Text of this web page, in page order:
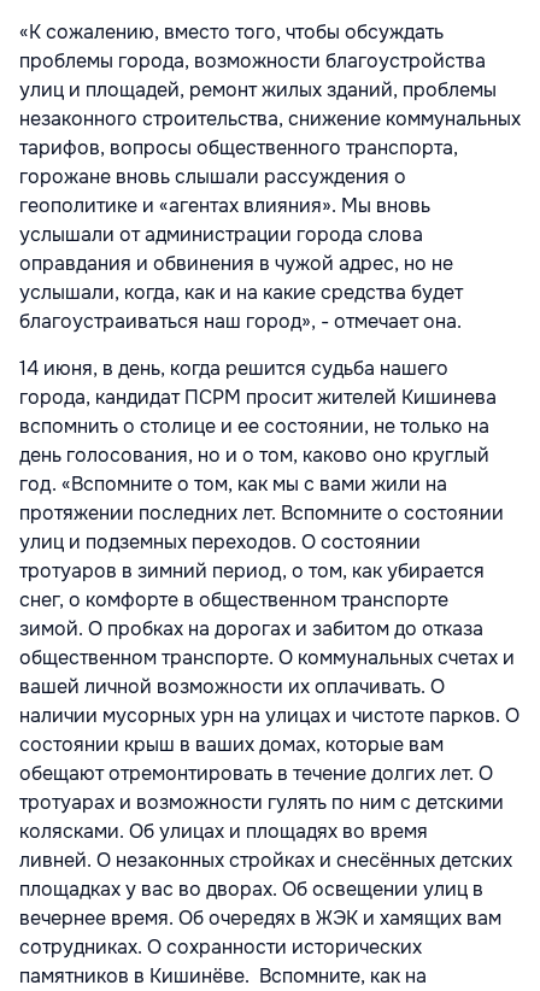
«К сожалению, вместо того, чтобы обсуждать
проблемы города, возможности благоустройства
улиц и площадей, ремонт жилых зданий, проблемы
незаконного строительства, снижение коммунальных
тарифов, вопросы общественного транспорта,
горожане вновь слышали рассуждения о
геополитике и «агентах влияния». Мы вновь
услышали от администрации города слова
оправдания и обвинения в чужой адрес, но не
услышали, когда, как и на какие средства будет
благоустраиваться наш город», - отмечает она.
14 июня, в день, когда решится судьба нашего
города, кандидат ПСРМ просит жителей Кишинева
вспомнить о столице и ее состоянии, не только на
день голосования, но и о том, каково оно круглый
год. «Вспомните о том, как мы с вами жили на
протяжении последних лет. Вспомните о состоянии
улиц и подземных переходов. О состоянии
тротуаров в зимний период, о том, как убирается
снег, о комфорте в общественном транспорте
зимой. О пробках на дорогах и забитом до отказа
общественном транспорте. О коммунальных счетах и
вашей личной возможности их оплачивать. О
наличии мусорных урн на улицах и чистоте парков. О
состоянии крыш в ваших домах, которые вам
обещают отремонтировать в течение долгих лет. О
тротуарах и возможности гулять по ним с детскими
колясками. Об улицах и площадях во время
ливней. О незаконных стройках и снесённых детских
площадках у вас во дворах. Об освещении улиц в
вечернее время. Об очередях в ЖЭК и хамящих вам
сотрудниках. О сохранности исторических
памятников в Кишинёве. Вспомните, как на